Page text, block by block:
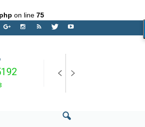
on line 75
82.86